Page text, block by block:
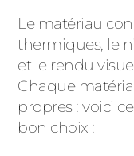
Le matériau
thermiques, le
et le rendu
Chaque
propres : voici
bon choix :